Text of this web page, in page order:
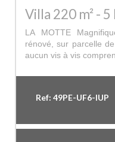
Villa 220 m² -
LA MOTTE
rénové, sur parcelle
aucun vis à vis
Ref: 49PE-UF6-IUP